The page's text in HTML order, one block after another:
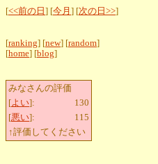
[<<前の日 ] [今月 ] [次の日>>]
[ranking] [new] [random]
[home] [blog]
みなさんの評価
[よい]:
130
[悪い]:
115
↑評価してください